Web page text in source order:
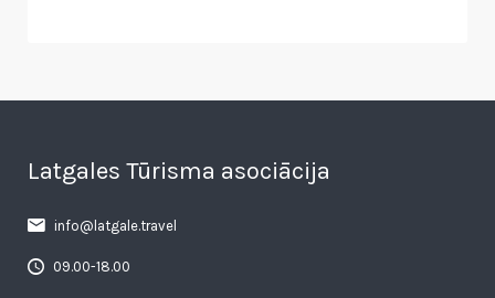
Latgales Tūrisma asociācija
info@latgale.travel
09.00-18.00